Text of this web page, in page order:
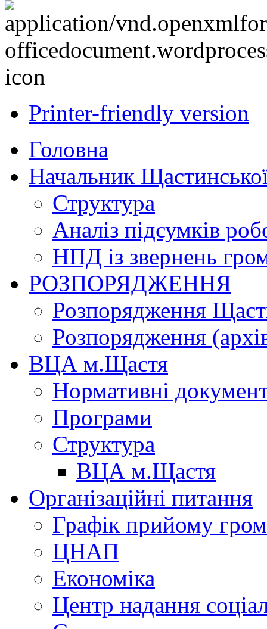
Printer-friendly version
Головна
Начальник
Структура
Аналіз підсумків
НПД із звернень
РОЗПОРЯДЖЕННЯ
Розпорядження
Розпорядження
ВЦА м.Щастя
Нормативні
Програми
Структура
ВЦА м.Щастя
Організаційні питання
Графік прийому
ЦНАП
Економіка
Центр надання